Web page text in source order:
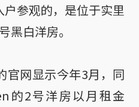
参观的，是位于实里
黑白洋房。
官网显示今年3月，同
的2号洋房以月租金